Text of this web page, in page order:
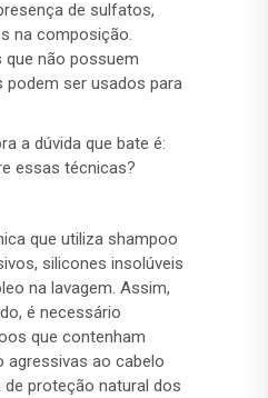
de sulfatos,
na composição.
não possuem
ser usados para
a dúvida que bate é:
essas técnicas?
que utiliza shampoo
silicones insolúveis
na lavagem. Assim,
é necessário
que contenham
agressivas ao cabelo
proteção natural dos